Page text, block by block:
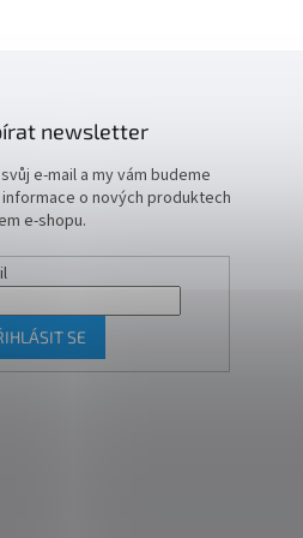
newsletter
e-mail a my vám budeme
o nových produktech
e-shopu.
SE